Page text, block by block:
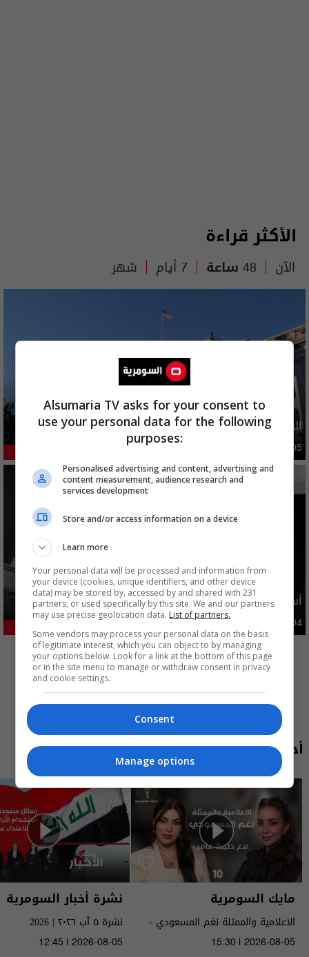
الأكثر قراءة
الآن 48 ساعة 7 أيام شهر
الولايات المتحدة تعلن رفع عقوبات عن ايران
10:10 | 2026-08-05
أسعار الدولار في السوق العراقية اليوم
اقتصاد 03:29 | 2026-08-04
المزيد
أحدث الحلقات
مايك السومرية
الاعلامية والممثلة نغم المسعودي -
15:30 | 2026-08-05
نشرة أخبار السومرية
نشرة ٥ آب ٢٠٢٦ | 2026
12:45 | 2026-08-05
Alsumaria TV asks for your consent to
use your personal data for the following
purposes:
Personalised advertising and content, advertising and
content measurement, audience research and
services development
Store and/or access information on a device
Learn more
Your personal data will be processed and information from
your device (cookies, unique identifiers, and other device
data) may be stored by, accessed by and shared with 231
partners, or used specifically by this site. We and our partners
may use precise geolocation data. List of partners.
Some vendors may process your personal data on the basis
of legitimate interest, which you can object to by managing
your options below. Look for a link at the bottom of this page
or in the site menu to manage or withdraw consent in privacy
and cookie settings.
Consent
Manage options